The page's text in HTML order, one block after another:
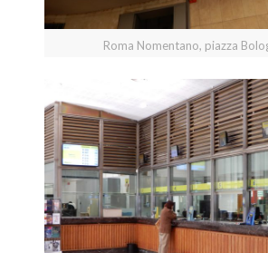
Roma Nomentano, piazza